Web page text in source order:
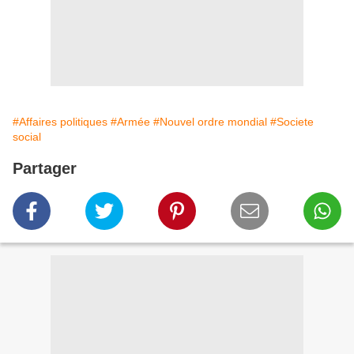
#Affaires politiques #Armée #Nouvel ordre mondial #Societe
social
Partager